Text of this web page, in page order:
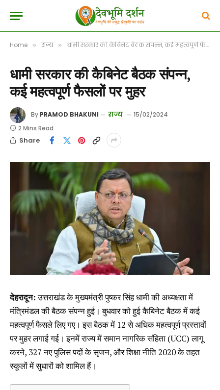
Home » राज्य » धामी सरकार की कैबिनेट बैठक संपन्न, कई महत्वपूर्ण फैसलों पर मुहर
धामी सरकार की कैबिनेट बैठक संपन्न,
कई महत्वपूर्ण फैसलों पर मुहर
By PRAMOD BHAKUNI राज्य
15/02/2024
2 Mins Read
Share
देहरादून:उत्तराखंड के मुख्यमंत्री पुष्कर सिंह धामी की अध्यक्षता में
मंत्रिमंडल की बैठक संपन्न हुई। बुधवार को हुई कैबिनेट बैठक में कई
महत्वपूर्ण फैसले लिए गए। इस बैठक में 12 से अधिक महत्वपूर्ण प्रस्तावों
पर मुहर लगाई गई। इनमें राज्य में समान नागरिक संहिता (UCC) लागू
करने, 327 नए पुलिस पदों के सृजन, और शिक्षा नीति 2020 के तहत
स्कूलों में सुधारों को शामिल हैं।